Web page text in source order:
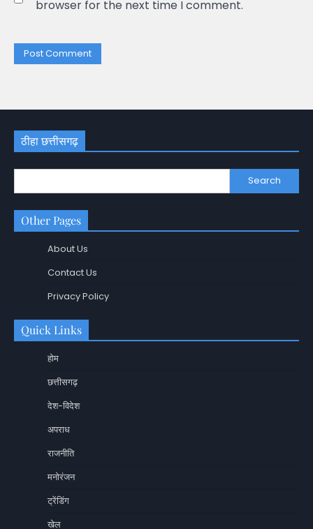
browser for the next time I comment.
ठीहा छत्तीसगढ़
Search
Other Pages
About Us
Contact Us
Privacy Policy
Quick Links
होम
छत्तीसगढ़
देश-विदेश
अपराध
राजनीति
मनोरंजन
ट्रेंडिंग
खेल